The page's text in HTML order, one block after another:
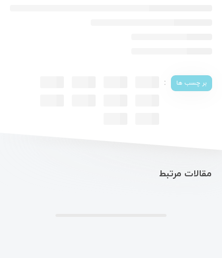
بر چسب ها :
مقالات مرتبط